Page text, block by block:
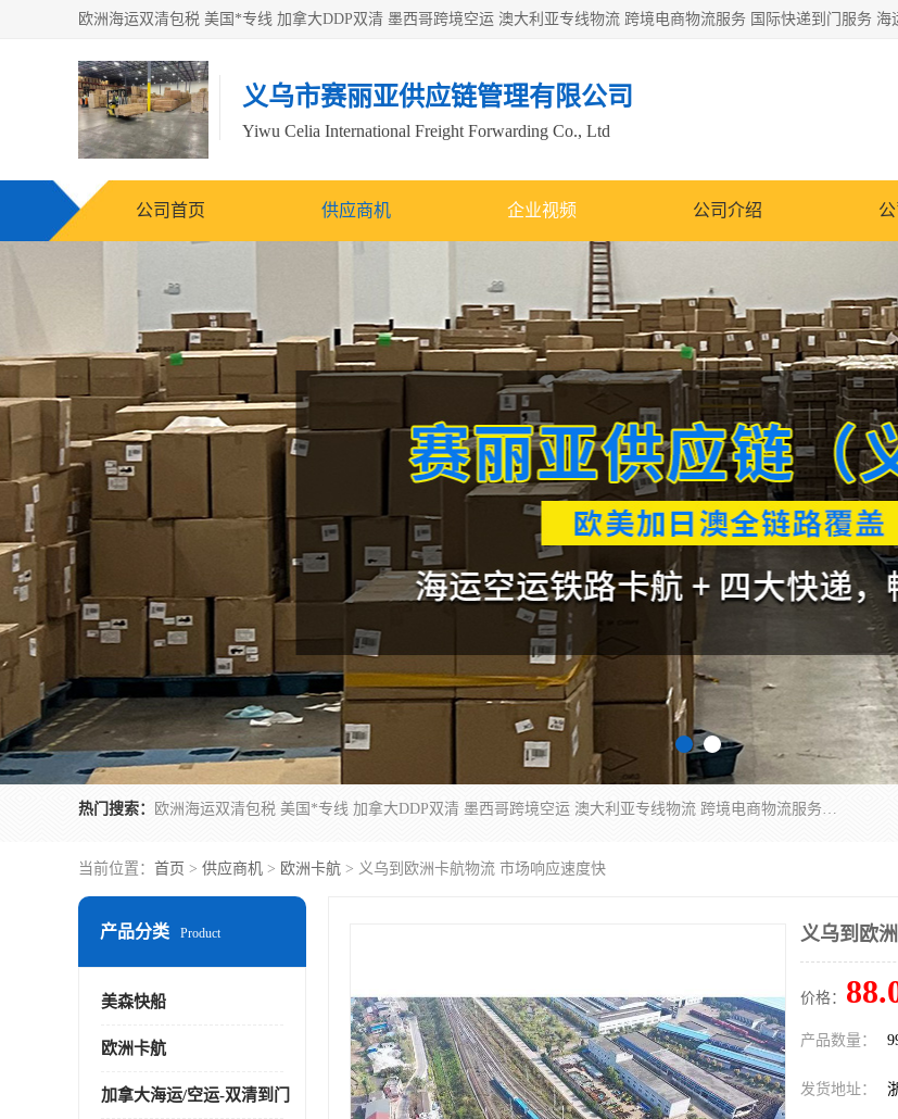
义乌市赛丽亚供应链管理有限公司
Yiwu Celia International Freight Forwarding Co., Ltd
公司首页 供应商机 企业视频 公司介绍
热门搜索： 欧洲海运双清包税 美国*专线 加拿大DDP双清 墨西哥跨境空运 澳大利亚专线物流 跨境电商物流服务 国际快递到门服务 海运*渠道 一站式跨境物流解决方案 TikTok/SHEIN专线 电商平台FBA头程运输 国际铁路运输欧洲 UPS/DDHL/联邦快递跨境 美国双清到门物流 跨境*运输
当前位置： 首页 > 供应商机 > 欧洲卡航 > 义乌到欧洲卡航物流 市场响应速度快
产品分类 Product
美森快船
欧洲卡航
加拿大海运/空运-双清到门
义乌到欧
价格：
产品数量：
发货地址：